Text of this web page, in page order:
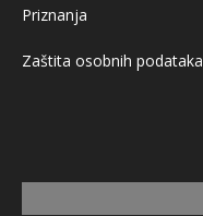
Priznanja
Zaštita osobnih podataka